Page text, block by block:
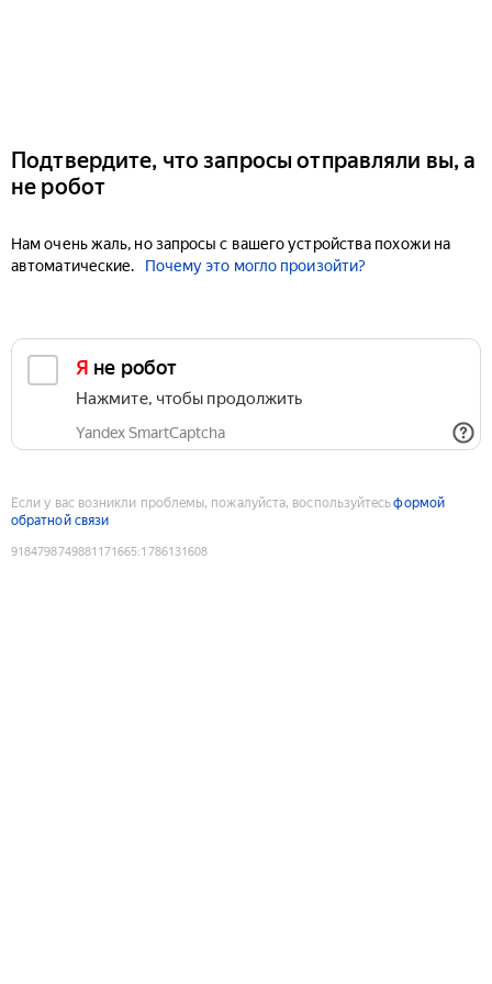
Подтвердите, что запросы отправляли вы, а
не робот
Нам очень жаль, но запросы с вашего устройства похожи на
автоматические.
Почему это могло произойти?
Я не робот
Нажмите, чтобы продолжить
Yandex SmartCaptcha
Если у вас возникли проблемы, пожалуйста, воспользуйтесьформой
обратной связи
9184798749881171665:1786131608